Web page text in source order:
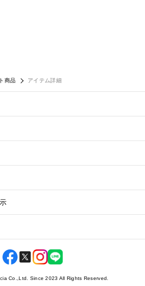
商品 アイテム詳細
Co.,Ltd. Since 2023 All Rights Reserved.